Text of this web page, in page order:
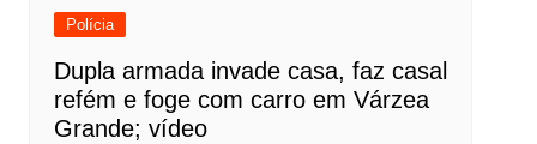
Polícia
Dupla armada invade casa, faz casal
refém e foge com carro em Várzea
Grande; vídeo